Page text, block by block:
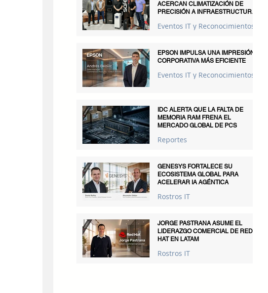
ACERCAN CLIMATIZACIÓN DE
PRECISIÓN A INFRAESTRUCTURAS
Eventos IT y Reconocimientos
EPSON IMPULSA UNA IMPRESIÓN
CORPORATIVA MÁS EFICIENTE
Eventos IT y Reconocimientos
IDC ALERTA QUE LA FALTA DE
MEMORIA RAM FRENA EL
MERCADO GLOBAL DE PCS
Reportes
GENESYS FORTALECE SU
ECOSISTEMA GLOBAL PARA
ACELERAR IA AGÉNTICA
Rostros IT
JORGE PASTRANA ASUME EL
LIDERAZGO COMERCIAL DE RED
HAT EN LATAM
Rostros IT